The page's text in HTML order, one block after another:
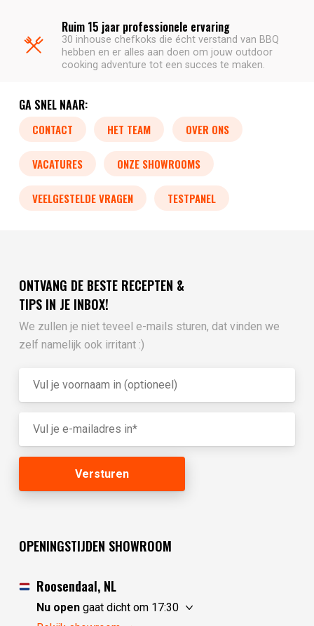
Ruim 15 jaar professionele ervaring
30 inhouse chefkoks die écht verstand van BBQ
hebben en er alles aan doen om jouw outdoor
cooking adventure tot een succes te maken.
GA SNEL NAAR:
CONTACT HET TEAM OVER ONS
VACATURES ONZE SHOWROOMS
VEELGESTELDE VRAGEN TESTPANEL
ONTVANG DE BESTE RECEPTEN &
TIPS IN JE INBOX!
We zullen je niet teveel e-mails sturen, dat vinden we
zelf namelijk ook irritant :)
OPENINGSTIJDEN SHOWROOM
Roosendaal, NL
Nu opengaat dicht om 17:30